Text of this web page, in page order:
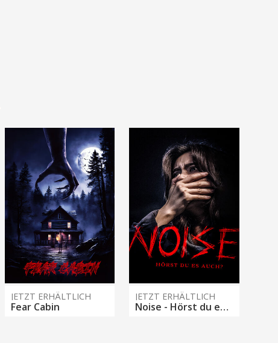
JETZT ERHÄLTLICH
Fear Cabin
JETZT ERHÄLTLICH
Noise - Hörst du es auch?